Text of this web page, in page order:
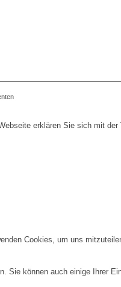
erklären Sie sich mit
Cookies, um uns
Sie können auch einige Ihrer